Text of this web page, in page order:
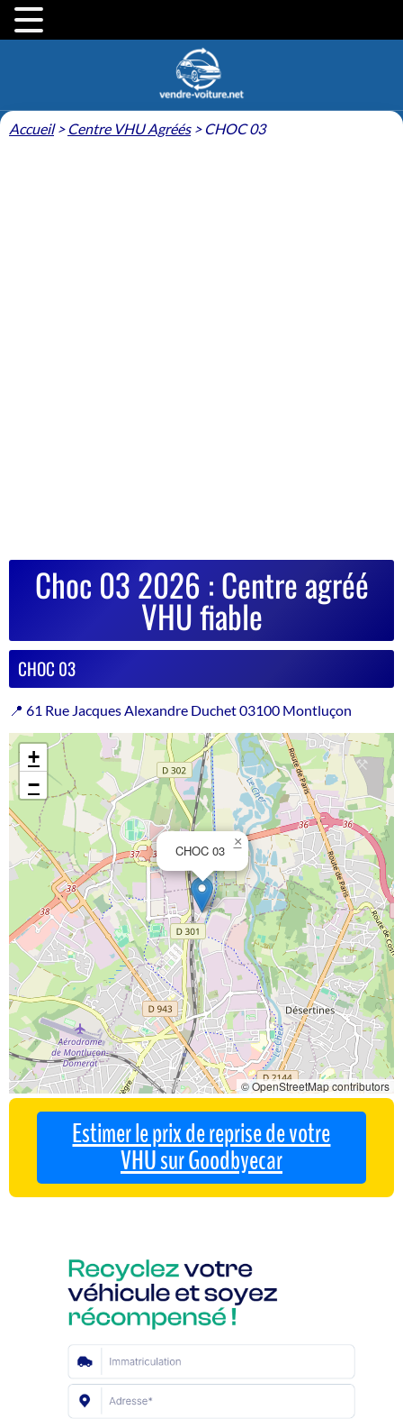
Accueil> Centre VHU Agréés> CHOC 03
Choc 03 2026 : Centre agréé
VHU fiable
CHOC 03
📍 61 Rue Jacques Alexandre Duchet 03100 Montluçon
CHOC 03
×
+
−
© OpenStreetMap contributors
Estimer le prix de reprise de votre
VHU sur Goodbyecar